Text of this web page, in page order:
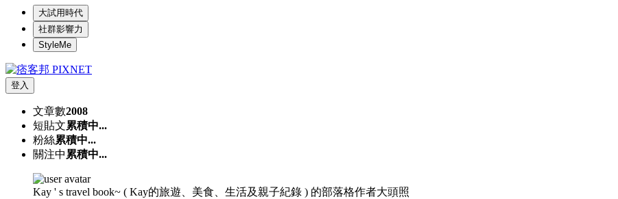
大試用時代
社群影響力
StyleMe
登入
文章數2008
短貼文累積中...
粉絲累積中...
關注中 累積中...
Kay ' s travel book~ ( Kay的旅遊、美食、生活及親子紀錄 ) 的部落格作者大頭照